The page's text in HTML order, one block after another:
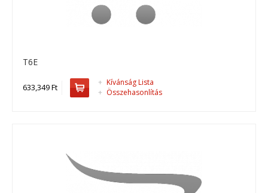
T6E
633,349 Ft + Kívánság Lista
+ Összehasonlítás